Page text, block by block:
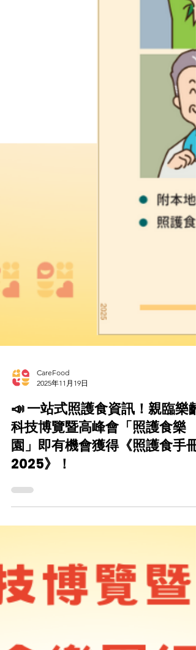
2025年11月19日
📣 一站式照護食資訊！親臨樂齡
科技博覽暨高峰會「照護食樂
園」即有機會獲得《照護食手冊
2025》！